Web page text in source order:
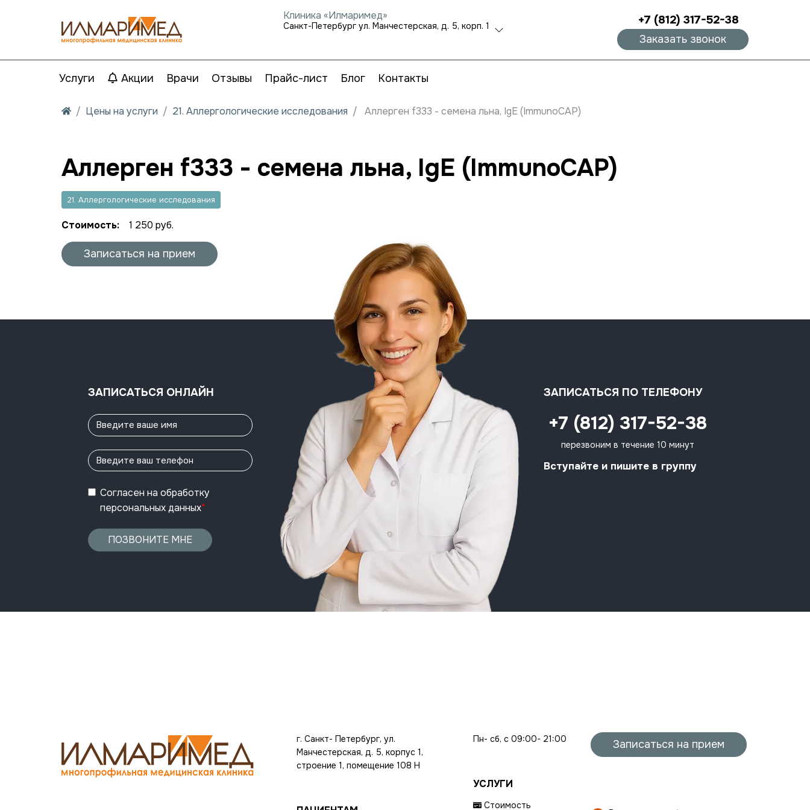
Клиника «Илмаримед»
Санкт-Петербург ул. Манчестерская, д. 5, корп. 1 +7 (812) 317-52-38
Заказать звонок
Услуги Акции Врачи Отзывы Прайс-лист Блог Контакты
Цены на услуги 21. Аллергологические исследования Аллерген f333 - семена льна, IgE (ImmunoCAP)
Аллерген f333 - семена льна, IgE (ImmunoCAP)
21. Аллергологические исследования
Стоимость: 1 250 руб.
Записаться на прием
ЗАПИСАТЬСЯ ОНЛАЙН
Согласен на обработку
персональных данных*
ПОЗВОНИТЕ МНЕ
ЗАПИСАТЬСЯ ПО ТЕЛЕФОНУ
+7 (812) 317-52-38
перезвоним в течение 10 минут
Вступайте и пишите в группу
г. Санкт- Петербург, ул.
Манчестерская, д. 5, корпус 1,
строение 1, помещение 108 Н
Пн- сб, с 09:00- 21:00
УСЛУГИ
Стоимость
Записаться на прием